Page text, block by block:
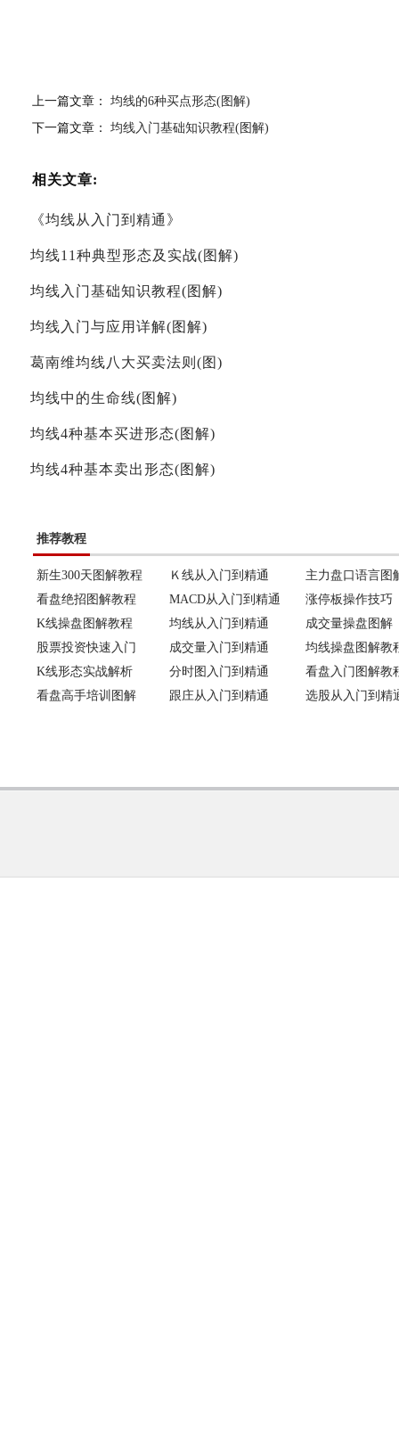
上一篇文章： 均线的6种买点形态(图解)
下一篇文章： 均线入门基础知识教程(图解)
相关文章:
《均线从入门到精通》
均线11种典型形态及实战(图解)
均线入门基础知识教程(图解)
均线入门与应用详解(图解)
葛南维均线八大买卖法则(图)
均线中的生命线(图解)
均线4种基本买进形态(图解)
均线4种基本卖出形态(图解)